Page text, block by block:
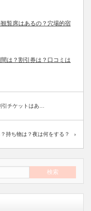
覧席はあるの？穴場的宿
は？割引券は？口コミは
引チケットはあ…
持ち物は？夜は何をする？